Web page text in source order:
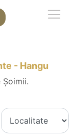
- Hangu